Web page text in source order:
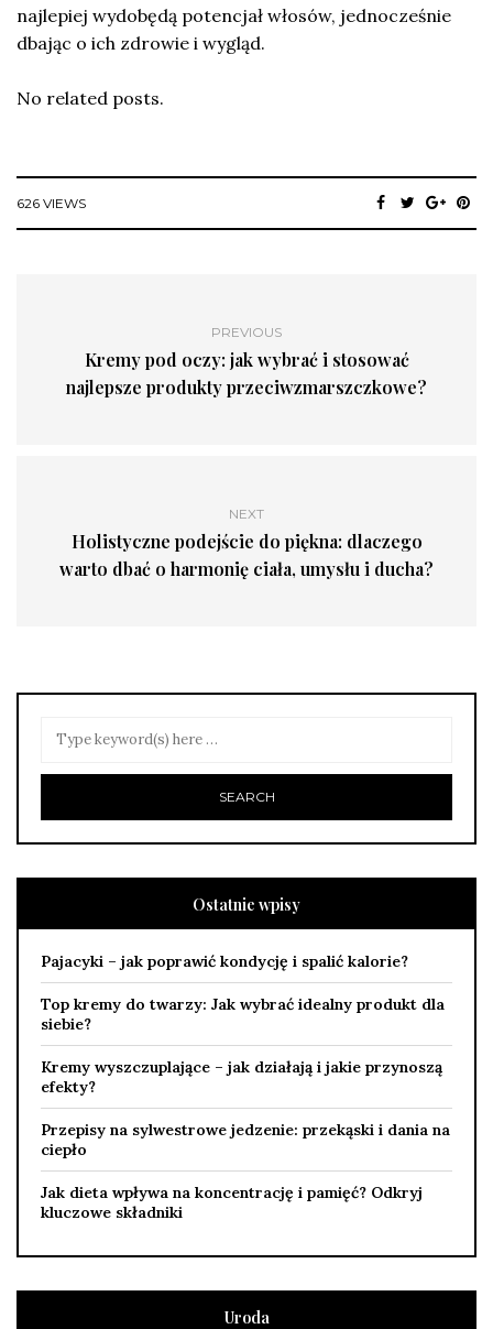
najlepiej wydobędą potencjał włosów, jednocześnie
dbając o ich zdrowie i wygląd.
No related posts.
626 VIEWS
PREVIOUS
Kremy pod oczy: jak wybrać i stosować
najlepsze produkty przeciwzmarszczkowe?
NEXT
Holistyczne podejście do piękna: dlaczego
warto dbać o harmonię ciała, umysłu i ducha?
Ostatnie wpisy
Pajacyki – jak poprawić kondycję i spalić kalorie?
Top kremy do twarzy: Jak wybrać idealny produkt dla
siebie?
Kremy wyszczuplające – jak działają i jakie przynoszą
efekty?
Przepisy na sylwestrowe jedzenie: przekąski i dania na
ciepło
Jak dieta wpływa na koncentrację i pamięć? Odkryj
kluczowe składniki
Uroda